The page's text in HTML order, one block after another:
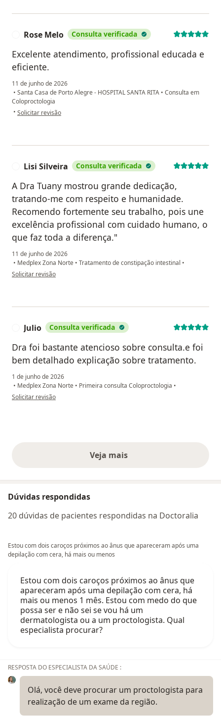
Rose Melo Consulta verificada
Excelente atendimento, profissional educada e
eficiente.
11 de junho de 2026
• Santa Casa de Porto Alegre - HOSPITAL SANTA RITA • Consulta em
Coloproctologia
• na opinião do utilizador Rose Melo
Solicitar revisão
Lisi Silveira Consulta verificada
A Dra Tuany mostrou grande dedicação,
tratando-me com respeito e humanidade.
Recomendo fortemente seu trabalho, pois une
excelência profissional com cuidado humano, o
que faz toda a diferença."
11 de junho de 2026
• Medplex Zona Norte • Tratamento de constipação intestinal •
na opinião do utilizador Lisi Silveira
Solicitar revisão
Julio Consulta verificada
Dra foi bastante atencioso sobre consulta.e foi
bem detalhado explicação sobre tratamento.
1 de junho de 2026
• Medplex Zona Norte • Primeira consulta Coloproctologia •
na opinião do utilizador Julio
Solicitar revisão
Veja maisopiniões acima
Dúvidas respondidas
20 dúvidas de pacientes respondidas na Doctoralia
Estou com dois caroços próximos ao ânus que apareceram após uma
depilação com cera, há mais ou menos
Estou com dois caroços próximos ao ânus que
apareceram após uma depilação com cera, há
mais ou menos 1 mês. Estou com medo do que
possa ser e não sei se vou há um
dermatologista ou a um proctologista. Qual
especialista procurar?
RESPOSTA DO ESPECIALISTA DA SAÚDE :
Olá, você deve procurar um proctologista para
realização de um exame da região.